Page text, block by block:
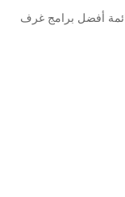
أفضل برامج غرف